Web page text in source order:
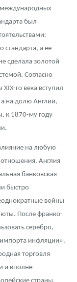
международных
был
стандарта, а ее
сделала золотой
Согласно
го века вступил
на долю Англии,
к 1870-му году
на любую
отношения. Англия
банковская
быстро
войны
После франко-
серебро,
инфляции».
торговля
и вполне